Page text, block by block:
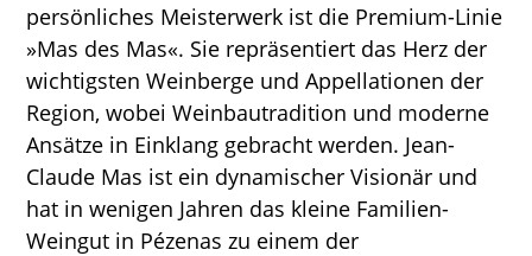
persönliches Meisterwerk ist die Premium-Linie
»Mas des Mas«. Sie repräsentiert das Herz der
wichtigsten Weinberge und Appellationen der
Region, wobei Weinbautradition und moderne
Ansätze in Einklang gebracht werden. Jean-
Claude Mas ist ein dynamischer Visionär und
hat in wenigen Jahren das kleine Familien-
Weingut in Pézenas zu einem der